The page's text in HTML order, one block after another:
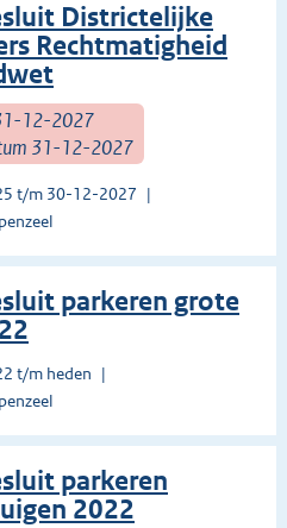
Districtelijke
Rechtmatigheid
12-2027
31-12-2027
t/m 30-12-2027
parkeren grote
t/m heden
parkeren
2022